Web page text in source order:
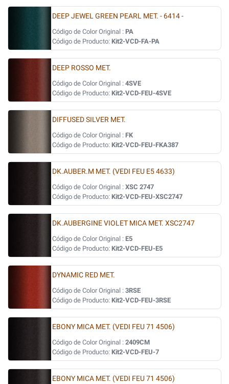
DEEP JEWEL GREEN PEARL MET. - 6414 -
Código de Color Original : PA
Código de Producto: Kit2-VCD-FA-PA
DEEP ROSSO MET.
Código de Color Original : 4SVE
Código de Producto: Kit2-VCD-FEU-4SVE
DIFFUSED SILVER MET.
Código de Color Original : FK
Código de Producto: Kit2-VCD-FEU-FKA387
DK.AUBER.M MET. (VEDI FEU E5 4633)
Código de Color Original : XSC 2747
Código de Producto: Kit2-VCD-FEU-XSC2747
DK.AUBERGINE VIOLET MICA MET. XSC2747
Código de Color Original : E5
Código de Producto: Kit2-VCD-FEU-E5
DYNAMIC RED MET.
Código de Color Original : 3RSE
Código de Producto: Kit2-VCD-FEU-3RSE
EBONY MICA MET. (VEDI FEU 71 4506)
Código de Color Original : 2409CM
Código de Producto: Kit2-VCD-FEU-7
EBONY MICA MET. (VEDI FEU 71 4506)